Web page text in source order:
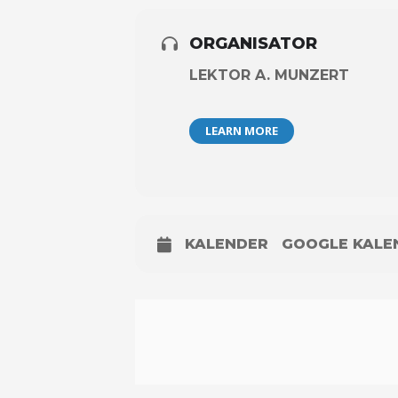
ORGANISATOR
LEKTOR A. MUNZERT
LEARN MORE
KALENDER GOOGLE